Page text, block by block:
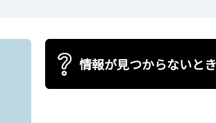
情報が見つからないと